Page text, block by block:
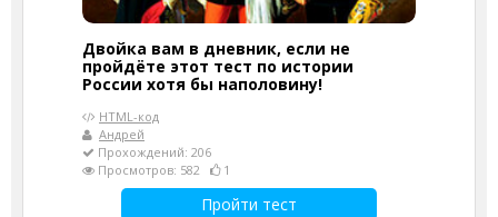
Двойка вам в дневник, если не
пройдёте этот тест по истории
России хотя бы наполовину!
HTML-код
Андрей
Прохождений: 206
Просмотров: 582
1
Пройти тест